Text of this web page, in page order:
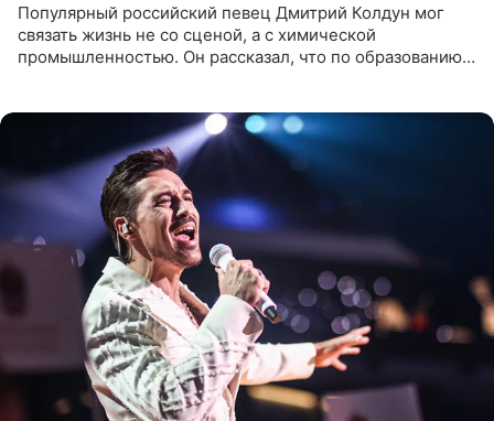
Популярный российский певец Дмитрий Колдун мог
связать жизнь не со сценой, а с химической
промышленностью. Он рассказал, что по образованию